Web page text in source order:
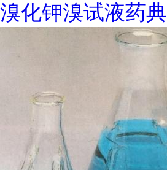
溴化钾溴试液药典